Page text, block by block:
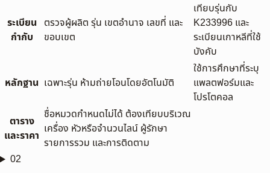
ระเบียน
กำกับ
ตรวจผู้ผลิต รุ่น เขตอำนาจ เลขที่ และ
ขอบเขต
เทียบรุ่นกับ
K233996 และ
ระเบียนเกาหลีที่ใช้
บังคับ
หลักฐาน เฉพาะรุ่น ห้ามถ่ายโอนโดยอัตโนมัติ
ใช้การศึกษาที่ระบุ
แพลตฟอร์มและ
โปรโตคอล
ตาราง
และราคา
ชื่อหมวดกำหนดไม่ได้ ต้องเทียบบริเวณ
เครื่อง หัวหรือจำนวนไลน์ ผู้รักษา
รายการรวม และการติดตาม
02